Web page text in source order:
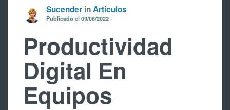
Sucender inArticulos
Publicado el 09/06/2022
Productividad
Digital En
Equipos